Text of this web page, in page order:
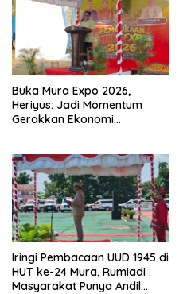
Buka Mura Expo 2026,
Heriyus: Jadi Momentum
Gerakkan Ekonomi
Iringi Pembacaan UUD 1945 di
HUT ke-24 Mura, Rumiadi :
Masyarakat Punya Andil